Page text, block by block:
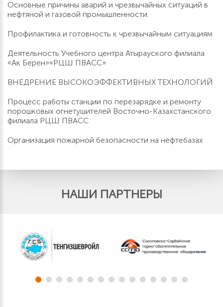
Основные причины аварий и чрезвычайных ситуаций в
нефтяной и газовой промышленности.
Профилактика и готовность к чрезвычайным ситуациям
Деятельность Учебного центра Атырауского филиала
«Ак Берен»«РЦШ ПВАСС»
ВНЕДРЕНИЕ ВЫСОКОЭФФЕКТИВНЫХ ТЕХНОЛОГИЙ
Процесс работы станции по перезарядке и ремонту
порошковых огнетушителей Восточно-Казахстанского
филиала РЦШ ПВАСС
Организация пожарной безопасности на нефтебазах
НАШИ ПАРТНЕРЫ